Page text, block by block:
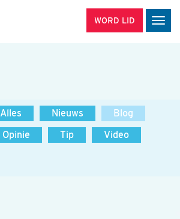
WORD LID
Alles Nieuws
Blog
Opinie Tip
Video